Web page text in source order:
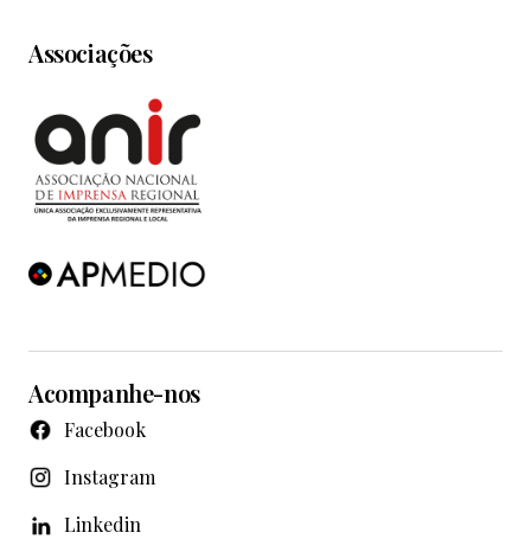
Associações
Acompanhe-nos
Facebook
Instagram
Linkedin